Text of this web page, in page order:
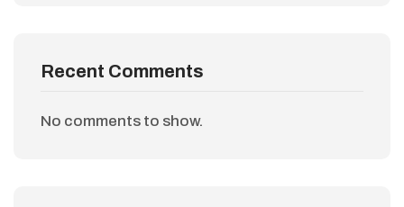
Recent Comments
No comments to show.